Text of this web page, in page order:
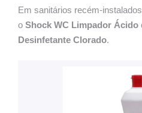
Em sanitários recém-
o Shock WC Limpador Ácido
Desinfetante Clorado.